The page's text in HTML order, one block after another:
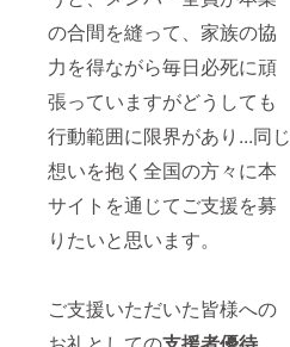
の合間を縫って、家族の協
力を得ながら毎日必死に頑
張っていますがどうしても
行動範囲に限界があり...同じ
想いを抱く全国の方々に本
サイトを通じてご支援を募
りたいと思います。
ご支援いただいた皆様への